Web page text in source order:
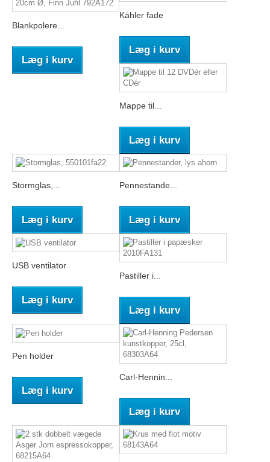
Blankpolere...
Læg i kurv
Kähler fade
Læg i kurv
Mappe til...
Læg i kurv
Stormglas,...
Læg i kurv
Pennestande...
Læg i kurv
USB ventilator
Læg i kurv
Pastiller i...
Læg i kurv
Pen holder
Læg i kurv
Carl-Hennin...
Læg i kurv